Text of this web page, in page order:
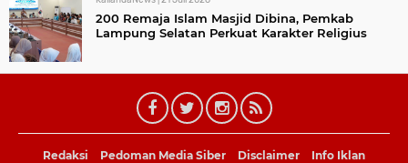
200 Remaja Islam Masjid Dibina, Pemkab
Lampung Selatan Perkuat Karakter Religius
Redaksi Pedoman Media Siber Disclaimer Info Iklan